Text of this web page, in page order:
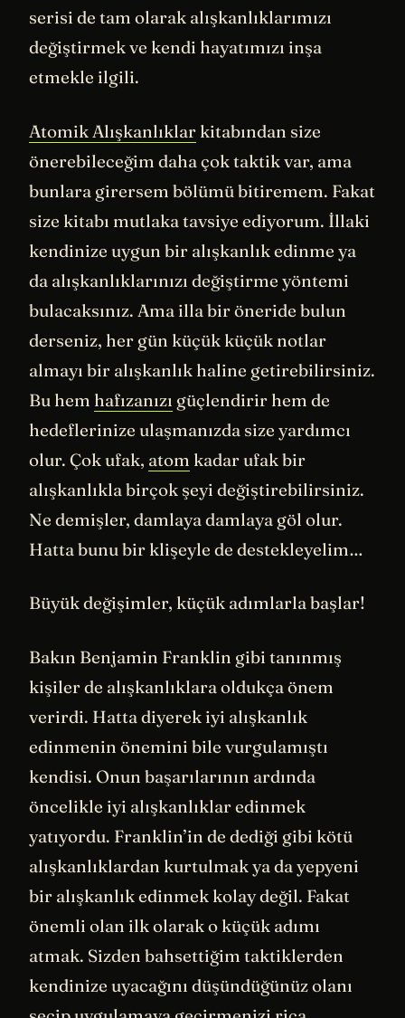
serisi de tam olarak alışkanlıklarımızı
değiştirmek ve kendi hayatımızı inşa
etmekle ilgili.
Atomik Alışkanlıklar kitabından size
önerebileceğim daha çok taktik var, ama
bunlara girersem bölümü bitiremem. Fakat
size kitabı mutlaka tavsiye ediyorum. İllaki
kendinize uygun bir alışkanlık edinme ya
da alışkanlıklarınızı değiştirme yöntemi
bulacaksınız. Ama illa bir öneride bulun
derseniz, her gün küçük küçük notlar
almayı bir alışkanlık haline getirebilirsiniz.
Bu hem hafızanızı güçlendirir hem de
hedeflerinize ulaşmanızda size yardımcı
olur. Çok ufak, atom kadar ufak bir
alışkanlıkla birçok şeyi değiştirebilirsiniz.
Ne demişler, damlaya damlaya göl olur.
Hatta bunu bir klişeyle de destekleyelim…
Büyük değişimler, küçük adımlarla başlar!
Bakın Benjamin Franklin gibi tanınmış
kişiler de alışkanlıklara oldukça önem
verirdi. Hatta diyerek iyi alışkanlık
edinmenin önemini bile vurgulamıştı
kendisi. Onun başarılarının ardında
öncelikle iyi alışkanlıklar edinmek
yatıyordu. Franklin’in de dediği gibi kötü
alışkanlıklardan kurtulmak ya da yepyeni
bir alışkanlık edinmek kolay değil. Fakat
önemli olan ilk olarak o küçük adımı
atmak. Sizden bahsettiğim taktiklerden
kendinize uyacağını düşündüğünüz olanı